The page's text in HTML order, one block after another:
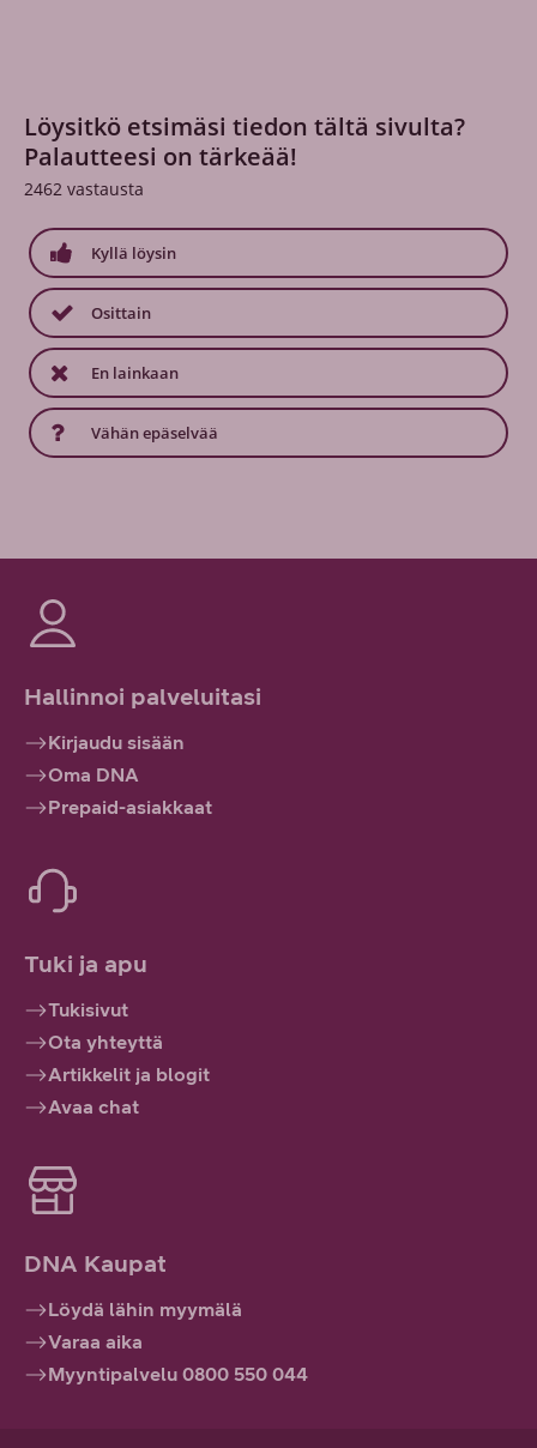
Löysitkö etsimäsi tiedon tältä sivulta?
Palautteesi on tärkeää!
2462 vastausta
Kyllä löysin
Osittain
En lainkaan
Vähän epäselvää
Hallinnoi palveluitasi
Kirjaudu sisään
Oma DNA
Prepaid-asiakkaat
Tuki ja apu
Tukisivut
Ota yhteyttä
Artikkelit ja blogit
Avaa chat
DNA Kaupat
Löydä lähin myymälä
Varaa aika
Myyntipalvelu 0800 550 044